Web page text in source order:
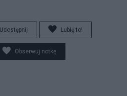
Udostępnij Lubię to!
Obserwuj notkę